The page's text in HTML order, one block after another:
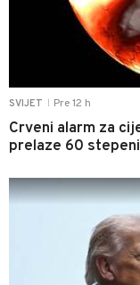
SVIJET Pre 12 h
Crveni alarm za
prelaze 60